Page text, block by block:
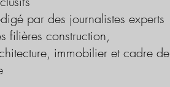
par des journalistes experts
filières construction,
immobilier et cadre de